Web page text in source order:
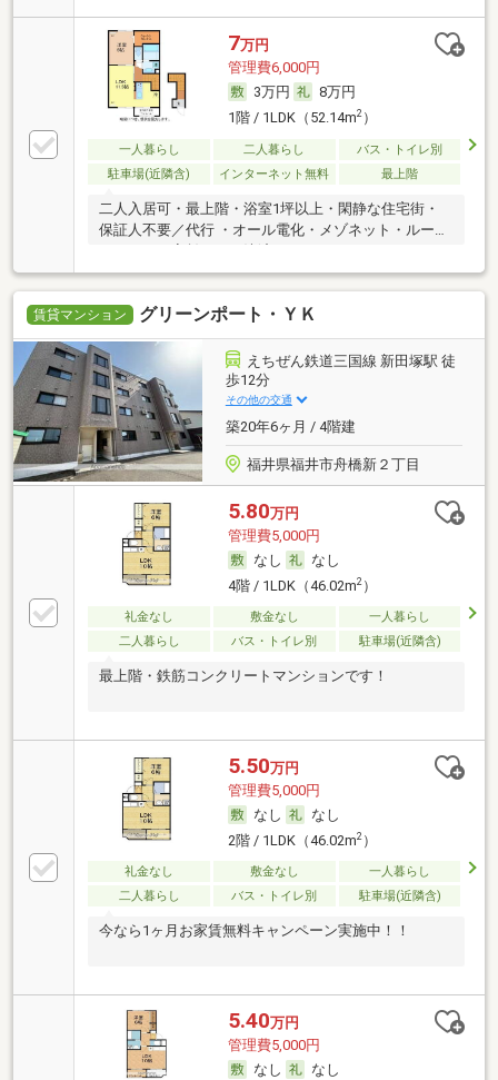
7万円
管理費6,000円
3万円
8万円
1階 / 1LDK（52.14m2）
一人暮らし 二人暮らし
バス・トイレ別
駐車場(近隣含)
インターネット無料 最上階
二人入居可・最上階・浴室1坪以上・閑静な住宅街・
保証人不要／代行 ・オール電化・メゾネット・ルーム
シェア可・家賃カード決済可
賃貸マンション グリーンポート・ＹＫ
えちぜん鉄道三国線 新田塚駅 徒
歩12分
その他の交通
築20年6ヶ月 / 4階建
福井県福井市舟橋新２丁目
5.80万円
管理費5,000円
なし
なし
4階 / 1LDK（46.02m2）
礼金なし 敷金なし
一人暮らし
二人暮らし
バス・トイレ別 駐車場(近隣含)
最上階・鉄筋コンクリートマンションです！
5.50万円
管理費5,000円
なし
なし
2階 / 1LDK（46.02m2）
礼金なし 敷金なし
一人暮らし
二人暮らし
バス・トイレ別 駐車場(近隣含)
今なら1ヶ月お家賃無料キャンペーン実施中！！
5.40万円
管理費5,000円
なし
なし